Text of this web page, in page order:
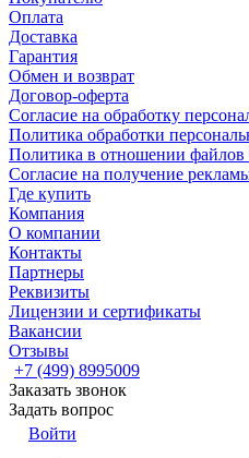
Оплата
Доставка
Гарантия
Обмен и возврат
Договор-оферта
Согласие на обработку
Политика обработки
Политика в отношении файлов
Согласие на получение
Где купить
Компания
О компании
Контакты
Партнеры
Реквизиты
Лицензии и сертификаты
Вакансии
Отзывы
+7 (499) 8995009
Заказать звонок
Задать вопрос
Войти